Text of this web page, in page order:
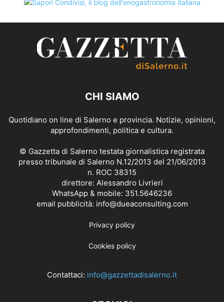
CHI SIAMO
Quotidiano on line di Salerno e provincia. Notizie, opinioni,
approfondimenti, politica e cultura.
© Gazzetta di Salerno testata giornalistica registrata
presso tribunale di Salerno N.12/2013 del 21/06/2013
n. ROC 38315
direttore: Alessandro Livrieri
WhatsApp & mobile: 351.5646236
email pubblicità: info@dueaconsulting.com
Privacy policy
Cookies policy
Contattaci: info@gazzettadisalerno.it